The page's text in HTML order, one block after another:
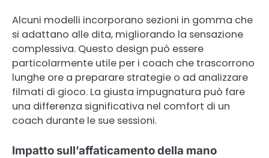
Alcuni modelli incorporano sezioni in gomma che
si adattano alle dita, migliorando la sensazione
complessiva. Questo design può essere
particolarmente utile per i coach che trascorrono
lunghe ore a preparare strategie o ad analizzare
filmati di gioco. La giusta impugnatura può fare
una differenza significativa nel comfort di un
coach durante le sue sessioni.
Impatto sull’affaticamento della mano